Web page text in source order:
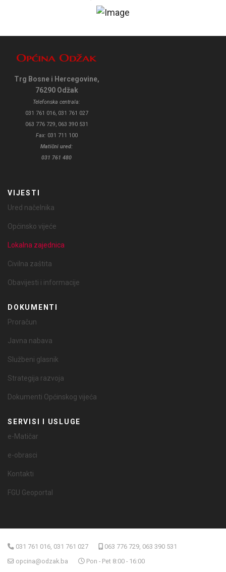
Trg Bosne i Hercegovine,
76290 Odžak
Telefonska centrala:
031 761 016, 031 761 027
063 776 729, 063 390 531
Fax: 031 711 100
Matični ured:
031 761 480
VIJESTI
Ured načelnika
Općinsko vijeće
Lokalna zajednica
Civilna zaštita
Obavijesti i informacije
DOKUMENTI
Proračun
Javna nabava
Službeni glasnik
Strategija razvoja
Dokumenti Općinskog vijeća
SERVISI I USLUGE
e-Matičar
e-obrasci
Kontakti
FGU Geoportal
031 761 016, 031 761 027
063 776 729, 063 390 531
opcina@odzak.ba
Pon - Pet 8:00 - 16:00